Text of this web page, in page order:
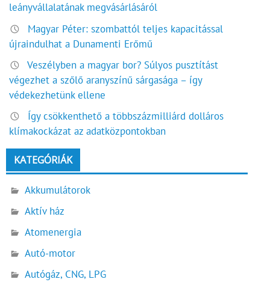
leányvállalatának megvásárlásáról
Magyar Péter: szombattól teljes kapacitással
újraindulhat a Dunamenti Erőmű
Veszélyben a magyar bor? Súlyos pusztítást
végezhet a szőlő aranyszínű sárgasága – így
védekezhetünk ellene
Így csökkenthető a többszázmilliárd dolláros
klímakockázat az adatközpontokban
KATEGÓRIÁK
Akkumulátorok
Aktív ház
Atomenergia
Autó-motor
Autógáz, CNG, LPG